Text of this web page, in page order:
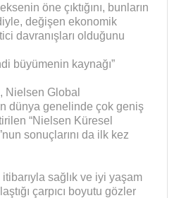
öne çıktığını, bunların
değişen ekonomik
davranışları olduğunu
büyümenin kaynağı”
Nielsen Global
dünya genelinde çok geniş
“Nielsen Küresel
sonuçlarını da ilk kez
sağlık ve iyi yaşam
çarpıcı boyutu gözler